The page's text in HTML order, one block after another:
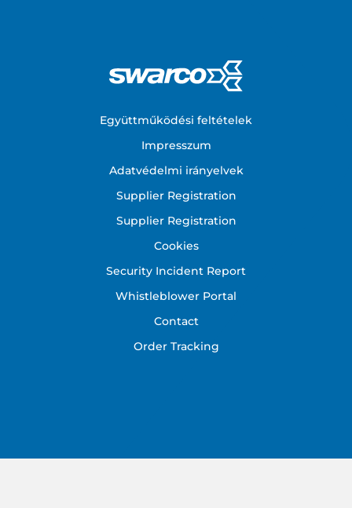
Együttműködési feltételek
Impresszum
Adatvédelmi irányelvek
Supplier Registration
Supplier Registration
Cookies
Security Incident Report
Whistleblower Portal
Contact
Order Tracking